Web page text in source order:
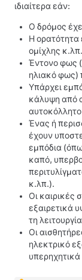
ιδιαίτερα εάν:
Ο δρόμος
Η ορατότητα
ομίχλης
Έντονο φως
ηλιακό φως)
Υπάρχει
κάλυψη από
Ένας ή
έχουν
εμπόδια
καπό,
κ.λπ.).
Οι καιρικές
εξαιρετικά
τη
Οι
ηλεκτρικό